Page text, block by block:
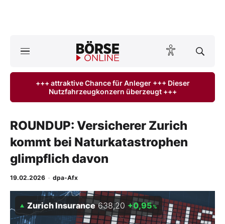
Anlageprodukte
Finanz-Check
Abo & Shop
BO-Musterdepots
Experten
Mein B:O
+++ attraktive Chance für Anleger +++ Dieser
Nutzfahrzeugkonzern überzeugt +++
ROUNDUP: Versicherer Zurich
kommt bei Naturkatastrophen
glimpflich davon
19.02.2026 · dpa-Afx
Zurich Insurance 638,20 +0,95%